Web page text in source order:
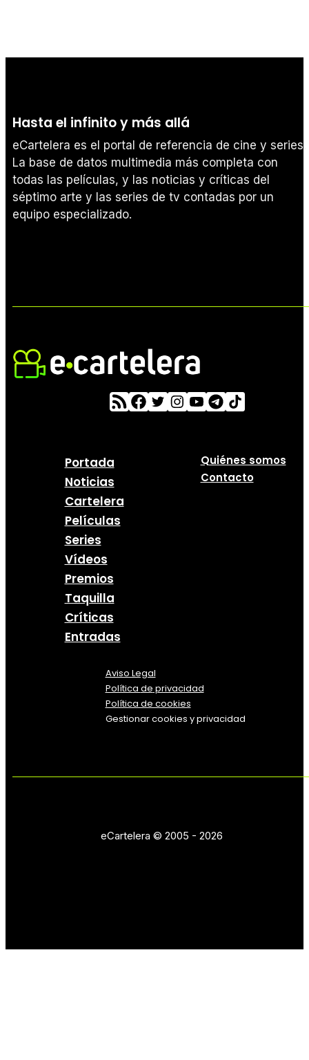
Hasta el infinito y más allá
eCartelera es el portal de referencia de cine y series.
La base de datos multimedia más completa con
todas las películas, y las noticias y críticas del
séptimo arte y las series de tv contadas por un
equipo especializado.
Portada
Noticias
Cartelera
Películas
Series
Vídeos
Premios
Taquilla
Críticas
Entradas
Quiénes somos
Contacto
Aviso Legal
Política de privacidad
Política de cookies
Gestionar cookies y privacidad
eCartelera © 2005 - 2026